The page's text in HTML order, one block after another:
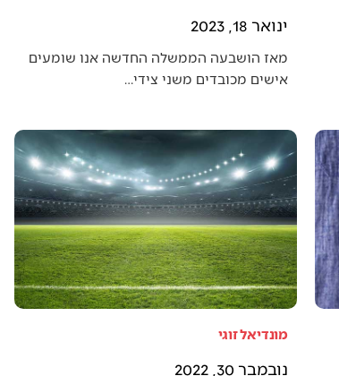
ינואר 18, 2023
מאז הושבעה הממשלה החדשה אנו שומעים
אישים מכובדים משני צידי…
מונדיאל זוגי
נובמבר 30, 2022